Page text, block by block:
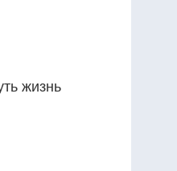
жизнь